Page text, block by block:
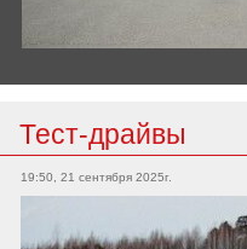
Тест-драйвы
19:50, 21 сентября 2025г.